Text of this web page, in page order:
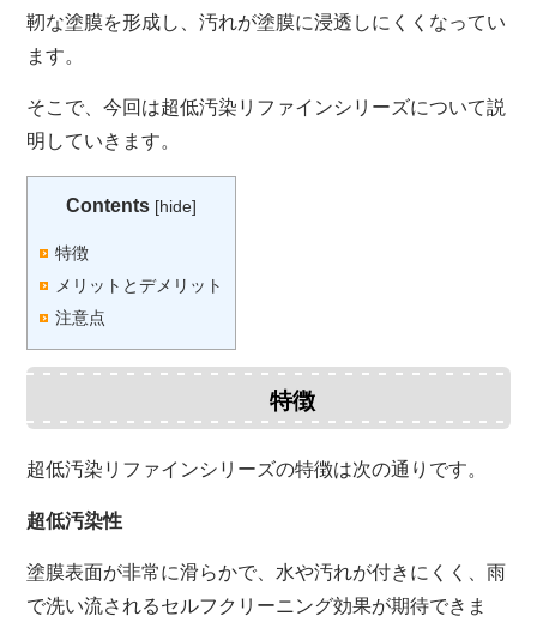
靭な塗膜を形成し、汚れが塗膜に浸透しにくくなってい
ます。
そこで、今回は超低汚染リファインシリーズについて説
明していきます。
Contents [hide]
特徴
メリットとデメリット
注意点
特徴
超低汚染リファインシリーズの特徴は次の通りです。
超低汚染性
塗膜表面が非常に滑らかで、水や汚れが付きにくく、雨
で洗い流されるセルフクリーニング効果が期待できま